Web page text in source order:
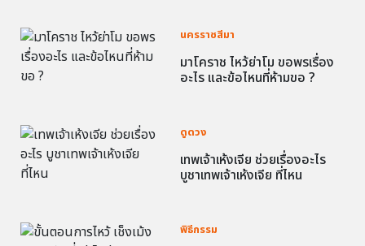
นครราชสีมา
มาโคราช ไหว้ย่าโม ขอพรเรื่อง
อะไร และข้อไหนที่ห้ามขอ ?
ดูดวง
เทพเจ้าเห้งเจีย ช่วยเรื่องอะไร
บูชาเทพเจ้าเห้งเจีย ที่ไหน
พิธีกรรม